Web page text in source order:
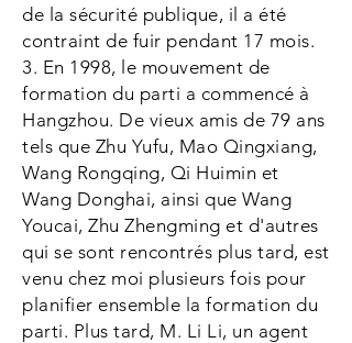
de la sécurité publique, il a été
contraint de fuir pendant 17 mois.
3. En 1998, le mouvement de
formation du parti a commencé à
Hangzhou. De vieux amis de 79 ans
tels que Zhu Yufu, Mao Qingxiang,
Wang Rongqing, Qi Huimin et
Wang Donghai, ainsi que Wang
Youcai, Zhu Zhengming et d'autres
qui se sont rencontrés plus tard, est
venu chez moi plusieurs fois pour
planifier ensemble la formation du
parti. Plus tard, M. Li Li, un agent